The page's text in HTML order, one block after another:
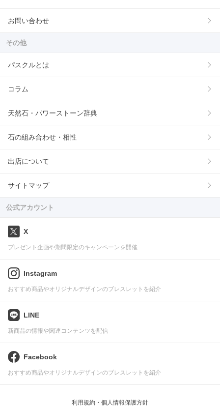
お問い合わせ
その他
パスクルとは
コラム
天然石・パワーストーン辞典
石の組み合わせ・相性
出店について
サイトマップ
公式アカウント
X
プレゼント企画や期間限定のキャンペーンを開催
Instagram
おすすめ商品やオリジナルデザインのブレスレットを紹介
LINE
新商品の情報や関連コンテンツを配信
Facebook
おすすめ商品やオリジナルデザインのブレスレットを紹介
利用規約・個人情報保護方針